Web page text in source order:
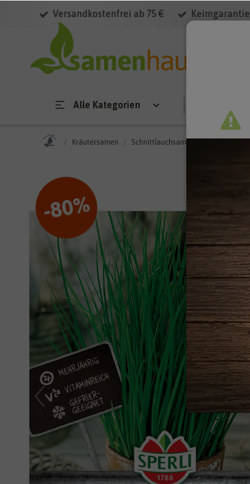
Versandkostenfrei ab 75 € Keimgarantie
Alle Kategorien
Kräutersamen Schnittlauchsamen
-80%